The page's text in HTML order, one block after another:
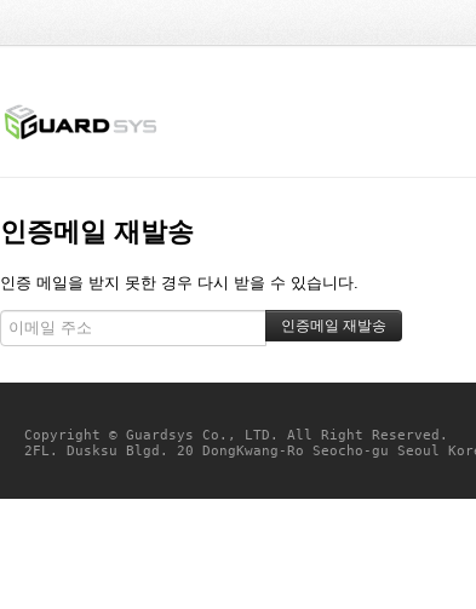
인증메일 재발송
인증 메일을 받지 못한 경우 다시 받을 수 있습니다.
Copyright © Guardsys Co., LTD. All Right Reserved.
2FL. Dusksu Blgd. 20 DongKwang-Ro Seocho-gu Seoul